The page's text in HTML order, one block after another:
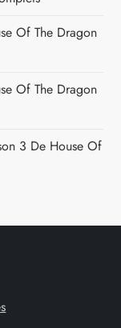
Of The Dragon
Of The Dragon
3 De House Of